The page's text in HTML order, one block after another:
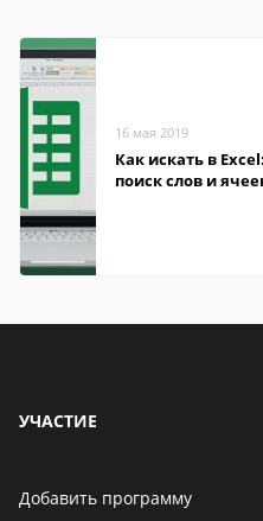
16 мая 2019
Как искать в Excel:
поиск слов и
УЧАСТИЕ
Добавить программу